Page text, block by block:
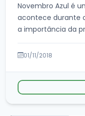
Novembro Azul é
acontece durante
a importância da
01/11/2018